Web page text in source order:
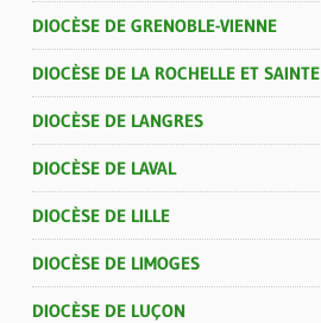
DIOCÈSE DE GRENOBLE-VIENNE
DIOCÈSE DE LA ROCHELLE ET SAINTE
DIOCÈSE DE LANGRES
DIOCÈSE DE LAVAL
DIOCÈSE DE LILLE
DIOCÈSE DE LIMOGES
DIOCÈSE DE LUÇON